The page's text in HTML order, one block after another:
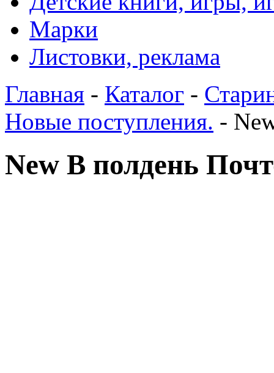
Марки
Листовки, реклама
Главная - Каталог -
Новые поступления. -
New В полдень